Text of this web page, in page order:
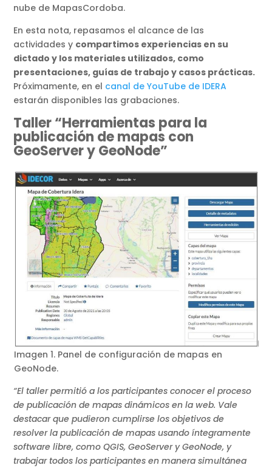
nube de MapasCordoba.
En esta nota, repasamos el alcance de las
actividades y compartimos experiencias en su
dictado y los materiales utilizados, como
presentaciones, guías de trabajo y casos prácticas.
Próximamente, en el canal de YouTube de IDERA
estarán disponibles las grabaciones.
Taller “Herramientas para la
publicación de mapas con
GeoServer y GeoNode”
Imagen 1. Panel de configuración de mapas en
GeoNode.
“El taller permitió a los participantes conocer el proceso
de publicación de mapas dinámicos en la web. Vale
destacar que pudieron cumplirse los objetivos de
resolver la publicación de mapas usando íntegramente
software libre, como QGIS, GeoServer y GeoNode, y
trabajar todos los participantes en manera simultánea